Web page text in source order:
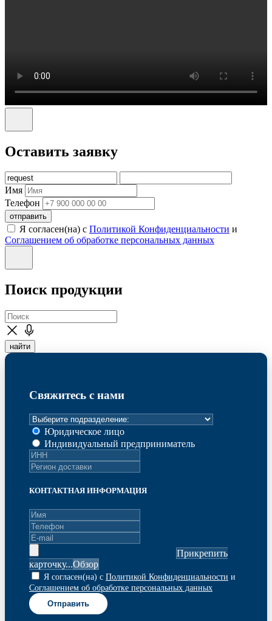
Оставить заявку
Имя
Телефон
отправить
Я согласен(на) с Политикой Конфиденциальности и
Соглашением об обработке персональных данных
Поиск продукции
найти
Свяжитесь с нами
Юридическое лицо
Индивидуальный предприниматель
КОНТАКТНАЯ ИНФОРМАЦИЯ
Прикрепить
карточку...
Я согласен(на) с Политикой Конфиденциальности и
Соглашением об обработке персональных данных
Отправить